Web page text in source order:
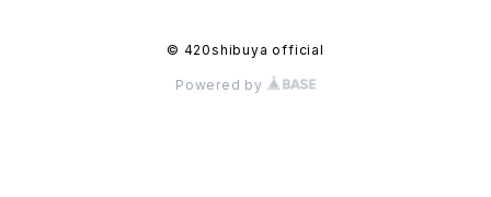
CLEANING（掃除・保管）© 420shibuya official
Powered by